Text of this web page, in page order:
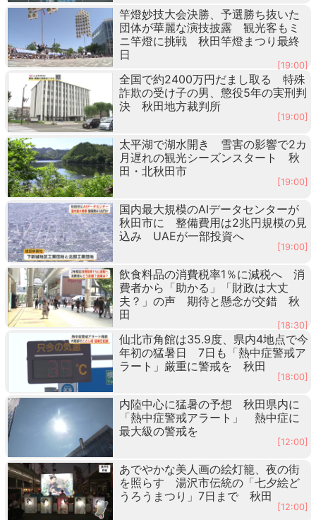
竿燈妙技大会決勝、予選勝ち抜いた
団体が華麗な演技披露 観光客もミ
ニ竿燈に挑戦 秋田竿燈まつり最終
日
[19:00]
全国で約2400万円だまし取る 特殊
詐欺の受け子の男、懲役5年の実刑判
決 秋田地方裁判所
[19:00]
太平湖で湖水開き 雪害の影響で2カ
月遅れの観光シーズンスタート 秋
田・北秋田市
[19:00]
国内最大規模のAIデータセンターが
秋田市に 整備費用は2兆円規模の見
込み UAEが一部投資へ
[19:00]
飲食料品の消費税率1％に減税へ 消
費者から「助かる」「財政は大丈
夫？」の声 期待と懸念が交錯 秋
田
[18:30]
仙北市角館は35.9度、県内4地点で今
年初の猛暑日 7日も「熱中症警戒ア
ラート」厳重に警戒を 秋田
[18:00]
内陸中心に猛暑の予想 秋田県内に
「熱中症警戒アラート」 熱中症に
最大級の警戒を
[12:00]
あでやかな美人画の絵灯籠、夜の街
を照らす 湯沢市伝統の「七夕絵ど
うろうまつり」7日まで 秋田
[12:00]